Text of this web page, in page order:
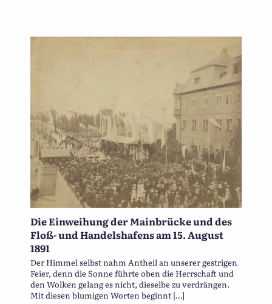
Die Einweihung der Mainbrücke und des
Floß- und Handelshafens am 15. August
1891
Der Himmel selbst nahm Antheil an unserer gestrigen
Feier, denn die Sonne führte oben die Herrschaft und
den Wolken gelang es nicht, dieselbe zu verdrängen.
Mit diesen blumigen Worten beginnt […]